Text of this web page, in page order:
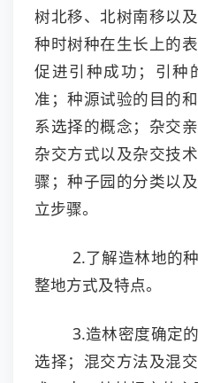
树北移、北树南移以
种时树种在生长上的
促进引种成功；引种
准；种源试验的目的
系选择的概念；杂交
杂交方式以及杂交技
骤；种子园的分类以
立步骤。
2.了解造林地的
整地方式及特点。
3.造林密度确定
选择；混交方法及混